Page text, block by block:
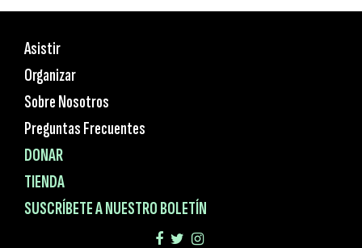
Asistir
Organizar
Sobre Nosotros
Preguntas Frecuentes
DONAR
TIENDA
SUSCRÍBETE A NUESTRO BOLETÍN